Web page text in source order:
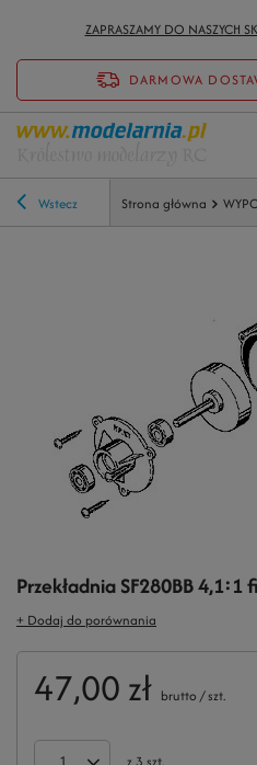
ZAPRASZAMY DO NASZYCH
DARMOWA
Wstecz Strona główna
Przekładnia SF280BB 4,1:1
+ Dodaj do porównania
47,00 zł brutto /szt.
z 3 szt.